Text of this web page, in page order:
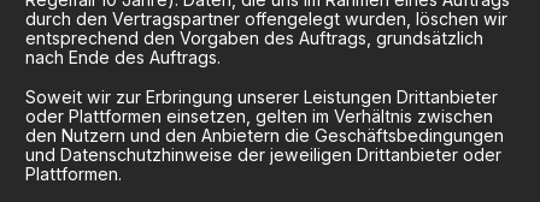
durch den Vertragspartner offengelegt wurden, löschen wir
entsprechend den Vorgaben des Auftrags, grundsätzlich
nach Ende des Auftrags.
Soweit wir zur Erbringung unserer Leistungen Drittanbieter
oder Plattformen einsetzen, gelten im Verhältnis zwischen
den Nutzern und den Anbietern die Geschäftsbedingungen
und Datenschutzhinweise der jeweiligen Drittanbieter oder
Plattformen.